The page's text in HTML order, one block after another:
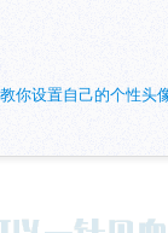
教你设置自己的个性头